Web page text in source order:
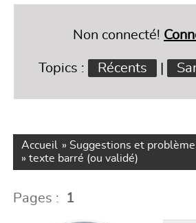
Non connecté!
Topics : Récents
Accueil » Suggestions et
» texte barré (ou validé)
Pages : 1